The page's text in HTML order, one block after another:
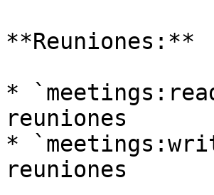
**Reuniones:**
*
reuniones
*
reuniones